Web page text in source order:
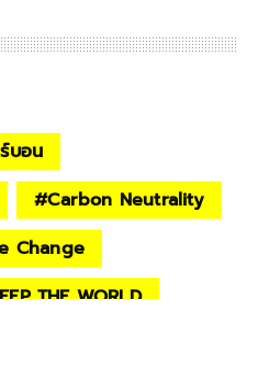
บอน
#Carbon Neutrality
Change
THE WORLD